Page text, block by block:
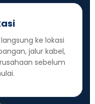
ke lokasi
jalur kabel,
sebelum